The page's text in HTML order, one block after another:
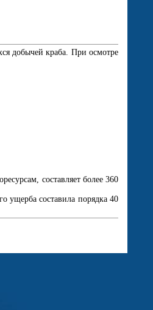
добычей краба. При осмотре
составляет более 360
ущерба составила порядка 40